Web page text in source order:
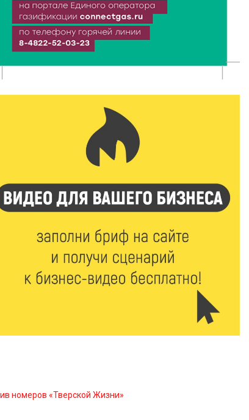
6 Авг 2026 16:41 417
В Твери пройдёт дополнительный день приёма в
колледжи
Исследование: ежемесячная смена категорий
кешбэка создает волны спроса
390
Тверские «Романтики» покорили Витебск своей
6 Авг 2026 16:08 466
Виталий Королев наградил строителей и
анонсировал новые проекты
6 Авг 2026 16:02 200
номеров «Тверской Жизни»